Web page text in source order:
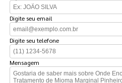
Digite seu email
Digite seu telefone
Mensagem